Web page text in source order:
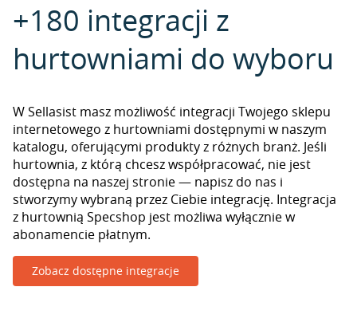
+180 integracji z
hurtowniami do wyboru
W Sellasist masz możliwość integracji Twojego sklepu
internetowego z hurtowniami dostępnymi w naszym
katalogu, oferującymi produkty z różnych branż. Jeśli
hurtownia, z którą chcesz współpracować, nie jest
dostępna na naszej stronie — napisz do nas i
stworzymy wybraną przez Ciebie integrację. Integracja
z hurtownią Specshop jest możliwa wyłącznie w
abonamencie płatnym.
Zobacz dostępne integracje